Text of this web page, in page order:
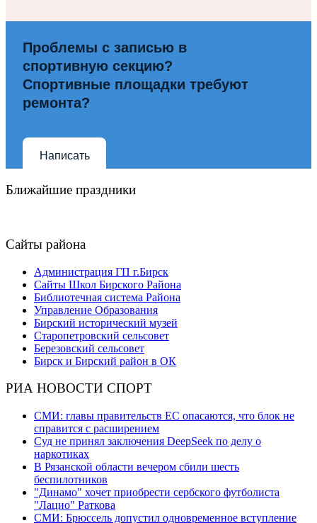
Проблемы с записью в
спортивную секцию?
Спортивные площадки требуют
ремонта?
Написать
Ближайшие праздники
Сайты района
Администрация ГП г.Бирск
Сайты Школ Бирского Района
Библиотечная система Района
Управление Образования
Бирский исторический музей
Старопетровский сельсовет
Березовский сельсовет
Бирск и Бирский район в ОК
РИА НОВОСТИ СПОРТ
СМИ: главы правительств ЕС опасаются, что блок не
справится с расширением
Суд не принял заключения DeepSeek по делу о
наркотиках
В Рязанской области вечером сбили шесть
беспилотников
"Динамо" хочет приобрести сербского футболиста
"Лацио" Раткова
СМИ: Брюссель допустил одновременное вступление